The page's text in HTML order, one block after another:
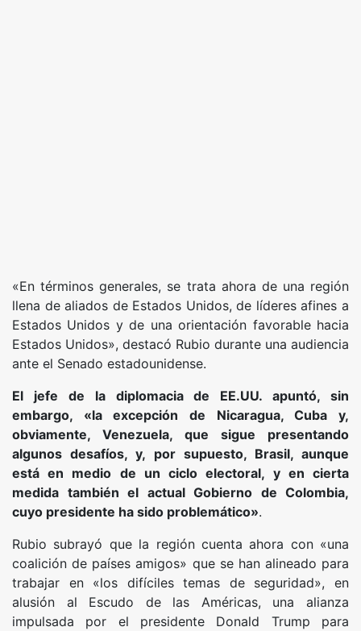
«En términos generales, se trata ahora de una región
llena de aliados de Estados Unidos, de líderes afines a
Estados Unidos y de una orientación favorable hacia
Estados Unidos», destacó Rubio durante una audiencia
ante el Senado estadounidense.
El jefe de la diplomacia de EE.UU. apuntó, sin
embargo, «la excepción de Nicaragua, Cuba y,
obviamente, Venezuela, que sigue presentando
algunos desafíos, y, por supuesto, Brasil, aunque
está en medio de un ciclo electoral, y en cierta
medida también el actual Gobierno de Colombia,
cuyo presidente ha sido problemático».
Rubio subrayó que la región cuenta ahora con «una
coalición de países amigos» que se han alineado para
trabajar en «los difíciles temas de seguridad», en
alusión al Escudo de las Américas, una alianza
impulsada por el presidente Donald Trump para